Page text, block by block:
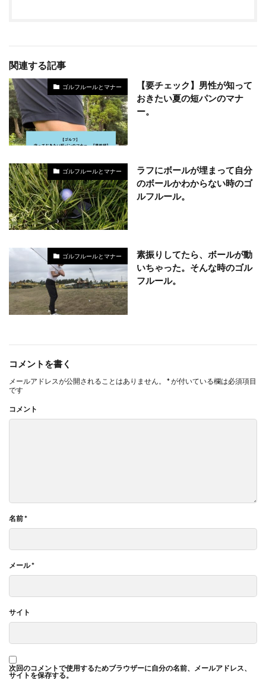
関連する記事
ゴルフルールとマナー
【要チェック】男性が知って
おきたい夏の短パンのマナ
ー。
ゴルフルールとマナー
ラフにボールが埋まって自分
のボールかわからない時のゴ
ルフルール。
ゴルフルールとマナー
素振りしてたら、ボールが動
いちゃった。そんな時のゴル
フルール。
コメントを書く
メールアドレスが公開されることはありません。 *が付いている欄は必須項目
です
コメント
名前*
メール*
サイト
次回のコメントで使用するためブラウザーに自分の名前、メールアドレス、
サイトを保存する。